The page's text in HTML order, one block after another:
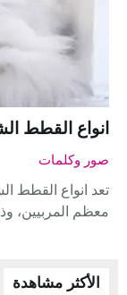
انواع القطط
صور وكلمات
تعد انواع القطط
معظم المربيين،
الأكثر مشاهدة